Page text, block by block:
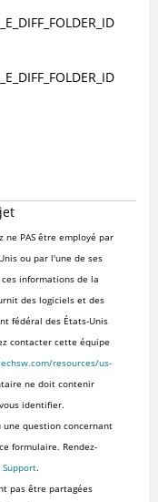
ne PAS être employé par
ou par l'une de ses
informations de la
des logiciels et des
fédéral des États-Unis
contacter cette équipe
resources/us-
ne doit contenir
identifier.
question concernant
formulaire. Rendez-
Support.
pas être partagées